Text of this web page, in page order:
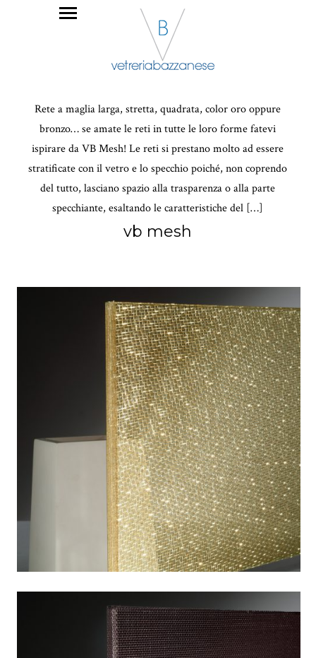
Rete a maglia larga, stretta, quadrata, color oro oppure
bronzo… se amate le reti in tutte le loro forme fatevi
ispirare da VB Mesh! Le reti si prestano molto ad essere
stratificate con il vetro e lo specchio poiché, non coprendo
del tutto, lasciano spazio alla trasparenza o alla parte
specchiante, esaltando le caratteristiche del […]
vb mesh